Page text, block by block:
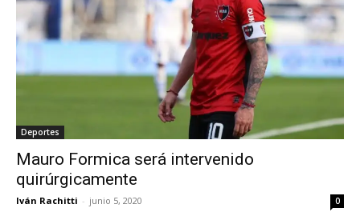
Deportes
Mauro Formica será intervenido
quirúrgicamente
Iván Rachitti - junio 5, 2020 0